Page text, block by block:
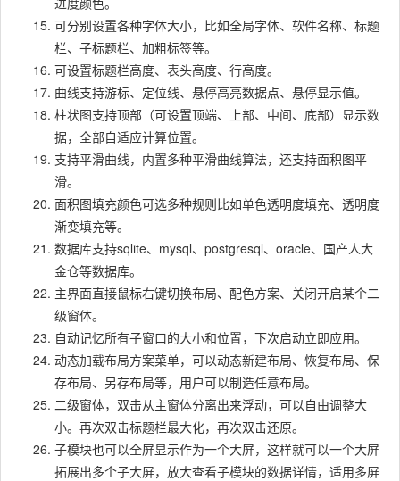
可分别设置各种字体大小，比如全局字体、软件名称、标题
栏、子标题栏、加粗标签等。
可设置标题栏高度、表头高度、行高度。
曲线支持游标、定位线、悬停高亮数据点、悬停显示值。
柱状图支持顶部（可设置顶端、上部、中间、底部）显示数
据，全部自适应计算位置。
支持平滑曲线，内置多种平滑曲线算法，还支持面积图平
滑。
面积图填充颜色可选多种规则比如单色透明度填充、透明度
渐变填充等。
数据库支持sqlite、mysql、postgresql、oracle、国产人大
金仓等数据库。
主界面直接鼠标右键切换布局、配色方案、关闭开启某个二
级窗体。
自动记忆所有子窗口的大小和位置，下次启动立即应用。
动态加载布局方案菜单，可以动态新建布局、恢复布局、保
存布局、另存布局等，用户可以制造任意布局。
二级窗体，双击从主窗体分离出来浮动，可以自由调整大
小。再次双击标题栏最大化，再次双击还原。
子模块也可以全屏显示作为一个大屏，这样就可以一个大屏
拓展出多个子大屏，放大查看子模块的数据详情，适用多屏